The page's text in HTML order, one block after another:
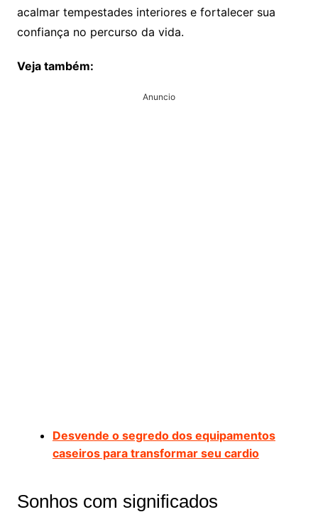
acalmar tempestades interiores e fortalecer sua
confiança no percurso da vida.
Veja também:
Anuncio
Desvende o segredo dos equipamentos
caseiros para transformar seu cardio
Sonhos com significados